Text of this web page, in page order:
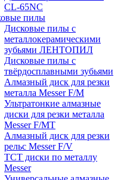
CL-65NC
пилы
Дисковые пилы с
металлокерамическими
зубьями ЛЕНТОПИЛ
Дисковые пилы с
твёрдосплавными зубьями
Алмазный диск для резки
металла Messer F/M
Ультратонкие алмазные
диски для резки металла
Messer F/MT
Алмазный диск для резки
рельс Messer F/V
ТСТ диски по металлу
Messer